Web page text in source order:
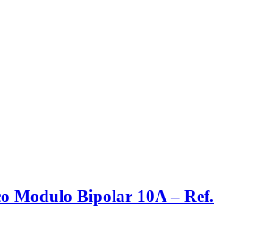
Modulo Bipolar 10A – Ref.